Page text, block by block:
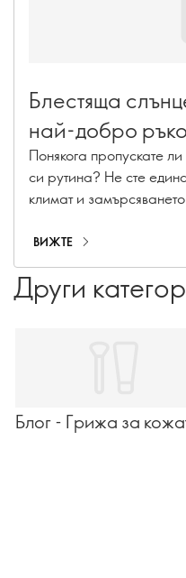
Блестяща
най-добро
слънцето
Понякога пропускате
си рутина? Не сте
климат и
хиперпигментация,
нашата гама от
слънцезащитни
и грим със SPF, ще
ВИЖТЕ
Други
Блог - Грижа за